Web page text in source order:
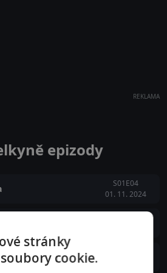
REKLAMA
epizody
S01E04
01. 11. 2024
stránky
cookie.